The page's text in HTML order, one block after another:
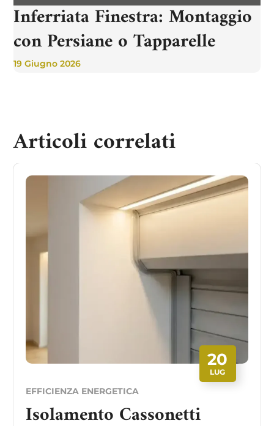
Inferriata Finestra: Montaggio
con Persiane o Tapparelle
19 Giugno 2026
Articoli correlati
20
LUG
EFFICIENZA ENERGETICA
Isolamento Cassonetti